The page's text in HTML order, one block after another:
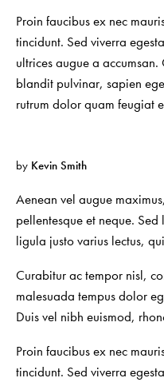
Proin faucibus ex nec
tincidunt. Sed viverra
ultrices augue a
blandit pulvinar, sapien
rutrum dolor quam feugiat
by Kevin Smith
Aenean vel augue
pellentesque et neque.
ligula justo varius lectus,
Curabitur ac tempor nisl,
malesuada tempus dolor
Duis vel nibh euismod,
Proin faucibus ex nec
tincidunt. Sed viverra